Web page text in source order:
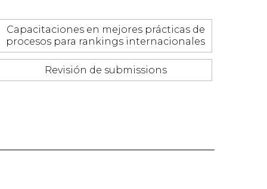
Capacitaciones en mejores prácticas de
procesos para rankings internacionales
Revisión de submissions